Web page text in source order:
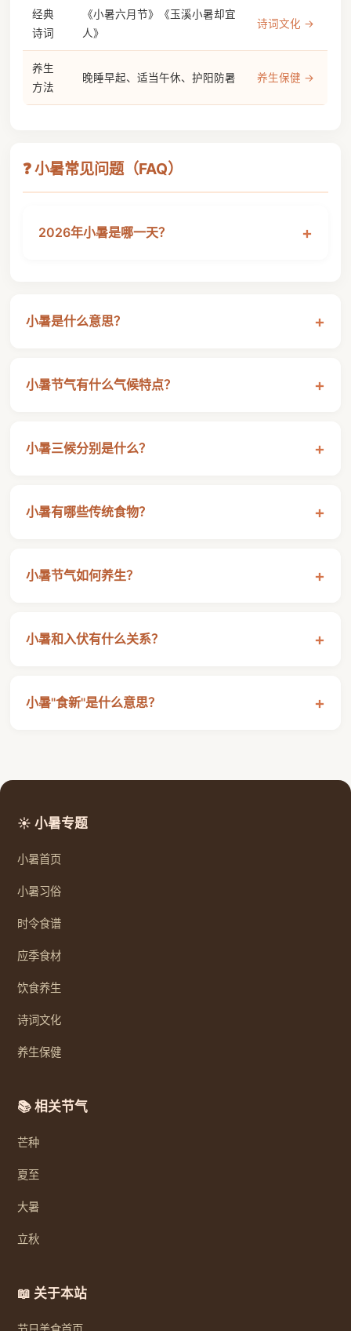
经典
诗词
《小暑六月节》《玉溪小暑却宜
人》
诗词文化 →
养生
方法
晚睡早起、适当午休、护阳防暑 养生保健 →
❓ 小暑常见问题（FAQ）
2026年小暑是哪一天？
小暑是什么意思？
小暑节气有什么气候特点？
小暑三候分别是什么？
小暑有哪些传统食物？
小暑节气如何养生？
小暑和入伏有什么关系？
小暑"食新"是什么意思？
☀️ 小暑专题
小暑首页
小暑习俗
时令食谱
应季食材
饮食养生
诗词文化
养生保健
📚 相关节气
芒种
夏至
大暑
立秋
📖 关于本站